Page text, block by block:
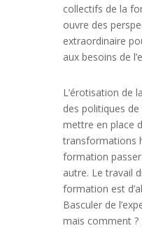
collectifs de la
ouvre des
extraordinaire
aux besoins de
L’érotisation de
des politiques
mettre en place
transformations
formation
autre. Le travail
formation est
Basculer de
mais comment ?